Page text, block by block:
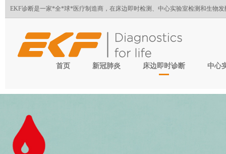
EKF诊断是一家*全*球*医疗制造商，在床边即时检测、中心实验室检测和生物
首页 新冠肺炎 床边即时诊断 中心